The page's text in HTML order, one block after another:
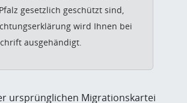
gesetzlich geschützt sind,
wird Ihnen bei
ausgehändigt.
ursprünglichen Migrationskartei